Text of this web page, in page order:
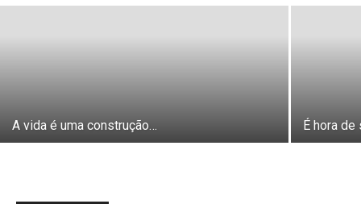
A vida é uma construção… É hora